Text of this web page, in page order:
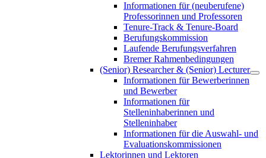
Informationen für (neuberufene)
Professorinnen und Professoren
Tenure-Track & Tenure-Board
Berufungskommission
Laufende Berufungsverfahren
Bremer Rahmenbedingungen
(Senior) Researcher & (Senior) Lecturer
Informationen für Bewerberinnen
und Bewerber
Informationen für
Stelleninhaberinnen und
Stelleninhaber
Informationen für die Auswahl- und
Evaluationskommissionen
Lektorinnen und Lektoren